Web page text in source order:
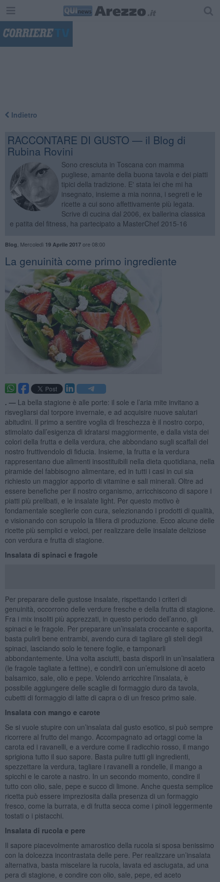
Indietro
RACCONTARE DI GUSTO — il Blog di
Rubina Rovini
Sono cresciuta in Toscana con mamma
pugliese, amante della buona tavola e dei piatti
tipici della tradizione. E' stata lei che mi ha
insegnato, insieme a mia nonna, i segreti e le
ricette a cui sono affettivamente più legata.
Scrive di cucina dal 2006, ex ballerina classica
e patita del fitness, ha partecipato a MasterChef 2015-16
Blog Mercoledì 19 Aprile 2017ore 08:00
La genuinità come primo ingrediente
. — La bella stagione è alle porte: il sole e l’aria mite invitano a
risvegliarsi dal torpore invernale, e ad acquisire nuove salutari
abitudini. Il primo a sentire voglia di freschezza è il nostro corpo,
stimolato dall’esigenza di idratarsi maggiormente, e dalla vista dei
colori della frutta e della verdura, che abbondano sugli scaffali del
nostro fruttivendolo di fiducia. Insieme, la frutta e la verdura
rappresentano due alimenti insostituibili nella dieta quotidiana, nella
piramide del fabbisogno alimentare, ed in tutti i casi in cui sia
richiesto un maggior apporto di vitamine e sali minerali. Oltre ad
essere benefiche per il nostro organismo, arricchiscono di sapore i
piatti più prelibati, e le insalate light. Per questo motivo è
fondamentale sceglierle con cura, selezionando i prodotti di qualità,
e visionando con scrupolo la filiera di produzione. Ecco alcune delle
ricette più semplici e veloci, per realizzare delle insalate deliziose
con verdura e frutta di stagione.
Insalata di spinaci e fragole
Per preparare delle gustose insalate, rispettando i criteri di
genuinità, occorrono delle verdure fresche e della frutta di stagione.
Fra i mix insoliti più apprezzati, in questo periodo dell’anno, gli
spinaci e le fragole. Per preparare un’insalata croccante e saporita,
basta pulirli bene entrambi, avendo cura di tagliare gli steli degli
spinaci, lasciando solo le tenere foglie, e tamponarli
abbondantemente. Una volta asciutti, basta disporli in un’insalatiera
(le fragole tagliate a fettine), e condirli con un’emulsione di aceto
balsamico, sale, olio e pepe. Volendo arricchire l’insalata, è
possibile aggiungere delle scaglie di formaggio duro da tavola,
cubetti di formaggio di latte di capra o di un fresco primo sale.
Insalata con mango e carote
Se si vuole stupire con un’insalata dal gusto esotico, si può sempre
ricorrere al frutto del mango. Accompagnato ad ortaggi come la
carota ed i ravanelli, e a verdure come il radicchio rosso, il mango
sprigiona tutto il suo sapore. Basta pulire tutti gli ingredienti,
spezzettare la verdura, tagliare i ravanelli a rondelle, il mango a
spicchi e le carote a nastro. In un secondo momento, condire il
tutto con olio, sale, pepe e succo di limone. Anche questa semplice
ricetta può essere impreziosita dalla presenza di un formaggio
fresco, come la burrata, e di frutta secca come i pinoli leggermente
tostati o i pistacchi.
Insalata di rucola e pere
Il sapore piacevolmente amarostico della rucola si sposa benissimo
con la dolcezza incontrastata delle pere. Per realizzare un’insalata
alternativa, basta miscelare la rucola, lavata ed asciugata, ad una
pera di stagione, e condire con olio, sale, pepe, ed aceto